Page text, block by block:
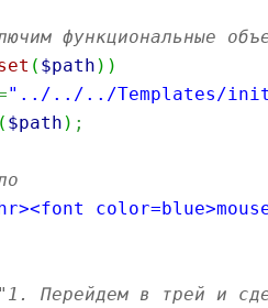
функциональные
( $path ) )
"../../../Templates/
( $path ) ;
Перейдем в трей и